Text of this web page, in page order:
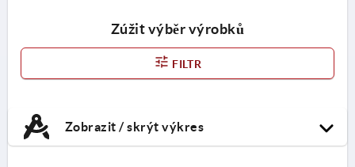
Zúžit výběr výrobků
FILTR
Zobrazit / skrýt výkres